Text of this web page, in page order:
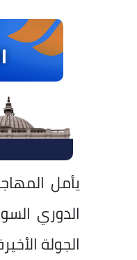
يأمل
الدوري
الجولة